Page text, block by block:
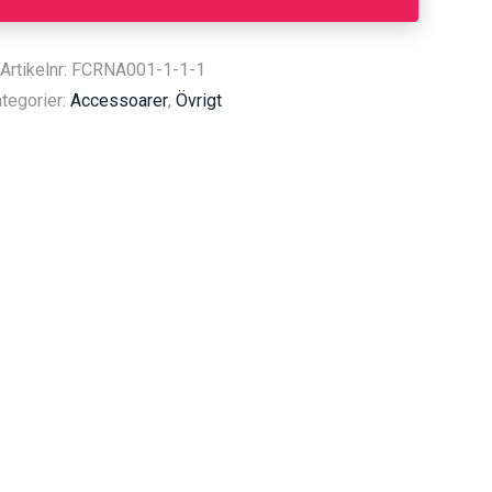
Artikelnr: FCRNA001-1-1-1
Accessoarer,Övrigt